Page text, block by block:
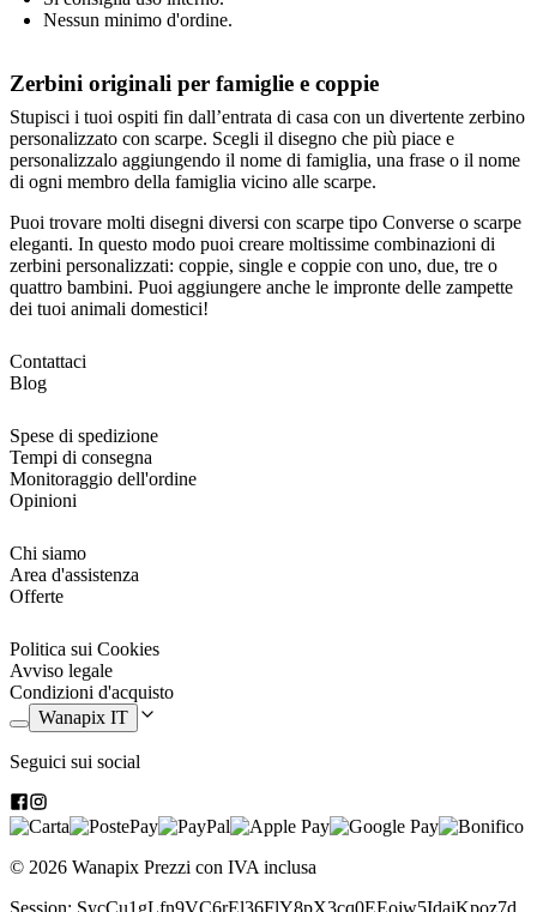
Nessun minimo d'ordine.
Zerbini originali per famiglie e coppie
Stupisci i tuoi ospiti fin dall’entrata di casa con un divertente zerbino
personalizzato con scarpe. Scegli il disegno che più piace e
personalizzalo aggiungendo il nome di famiglia, una frase o il nome
di ogni membro della famiglia vicino alle scarpe.
Puoi trovare molti disegni diversi con scarpe tipo Converse o scarpe
eleganti. In questo modo puoi creare moltissime combinazioni di
zerbini personalizzati: coppie, single e coppie con uno, due, tre o
quattro bambini. Puoi aggiungere anche le impronte delle zampette
dei tuoi animali domestici!
Contattaci
Blog
Spese di spedizione
Tempi di consegna
Monitoraggio dell'ordine
Opinioni
Chi siamo
Area d'assistenza
Offerte
Politica sui Cookies
Avviso legale
Condizioni d'acquisto
Wanapix IT
Seguici sui social
© 2026 Wanapix Prezzi con IVA inclusa
Session: SycCu1gLfn9VC6rEl36FlY8pX3cq0EEojw5IdaiKpoz7d